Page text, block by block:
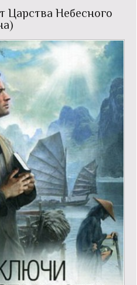
Царства Небесного